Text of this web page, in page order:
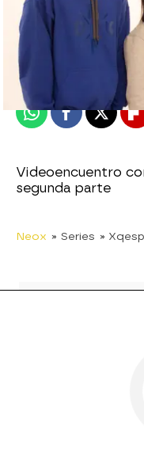
neox
Publicado: 10 de
WhatsappFacebook
X
Videoencuentro
segunda parte
Neox » Series »